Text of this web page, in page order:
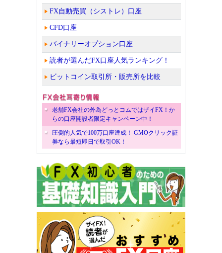
FX自動売買（シストレ）口座
CFD口座
バイナリーオプション口座
読者が選んだFX口座人気ランキング！
ビットコイン取引所・販売所を比較
老舗FX会社の外為どっとコムではザイFX！か
らの口座開設者限定キャンペーン中！
圧倒的人気で100万口座達成！ GMOクリック証
券なら最短即日で取引OK！